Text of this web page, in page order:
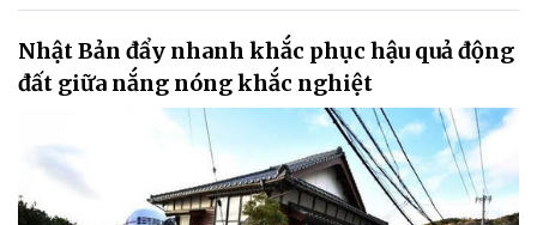
Nhật Bản đẩy nhanh khắc phục hậu quả động
đất giữa nắng nóng khắc nghiệt